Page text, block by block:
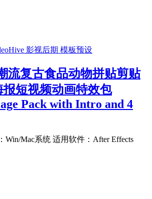
影视后期 模板预设
流复古食品动物拼贴剪贴
短视频动画特效包
Pack with Intro and 4
Win/Mac系统 适用软件：After Effects